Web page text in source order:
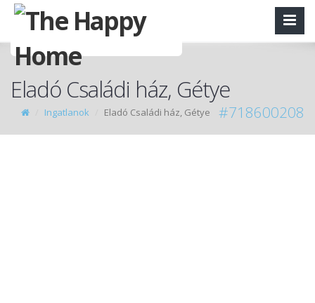
Eladó Családi ház, Gétye
Ingatlanok Eladó Családi ház, Gétye #718600208